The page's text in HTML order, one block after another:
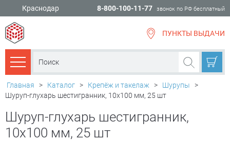
Краснодар 8-800-100-11-77 звонок по РФ бесплатный
ПУНКТЫ ВЫДАЧИ
Каталог товаров
Главная > Каталог > Крепёж и такелаж > Шурупы
>
Шуруп-глухарь шестигранник, 10х100 мм, 25 шт
Шуруп-глухарь шестигранник,
10х100 мм, 25 шт